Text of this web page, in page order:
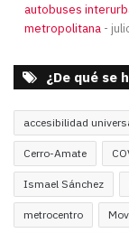
autobuses
metropolitana
¿De qué se
accesibilidad
Cerro-Amate
Ismael Sánchez
metrocentro